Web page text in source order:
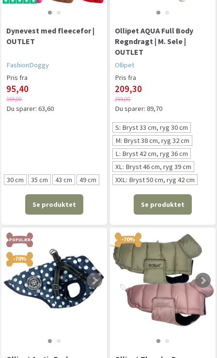
Dynevest med fleecefor |
OUTLET
FashionDoggy
Pris fra
95,40
159,00
Du sparer: 63,60
30 cm 35 cm 43 cm 49 cm
Se produktet
Ollipet AQUA Full Body
Regndragt | M. Sele |
OUTLET
Ollipet
Pris fra
209,30
299,00
Du sparer: 89,70
S: Bryst 33 cm, ryg 30 cm
M: Bryst 38 cm, ryg 32 cm
L: Bryst 42 cm, ryg 36 cm
XL: Bryst 46 cm, ryg 39 cm
XXL: Bryst 50 cm, ryg 42 cm
Se produktet
POPULÆR
-70%
-70%